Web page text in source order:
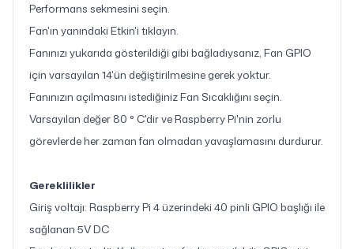
Performans sekmesini seçin.
Fan'ın yanındaki Etkin'i tıklayın.
Fanınızı yukarıda gösterildiği gibi bağladıysanız, Fan GPIO
için varsayılan 14'ün değiştirilmesine gerek yoktur.
Fanınızın açılmasını istediğiniz Fan Sıcaklığını seçin.
Varsayılan değer 80 ° C'dir ve Raspberry Pi'nin zorlu
görevlerde her zaman fan olmadan yavaşlamasını durdurur.
Gereklilikler
Giriş voltajı: Raspberry Pi 4 üzerindeki 40 pinli GPIO başlığı ile
sağlanan 5V DC